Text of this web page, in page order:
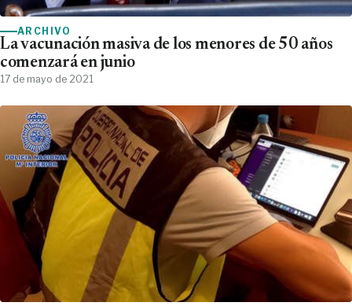
ARCHIVO
La vacunación masiva de los menores de 50 años
comenzará en junio
17 de mayo de 2021